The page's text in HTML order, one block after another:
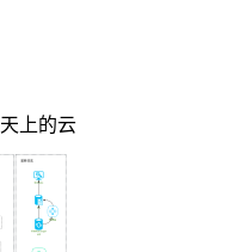
天上的云